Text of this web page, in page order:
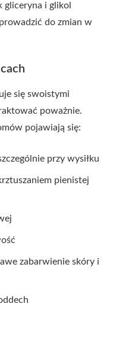
gliceryna i glikol
do zmian w
się swoistymi
poważnie.
pojawiają się:
przy wysiłku
pienistej
zabarwienie skóry i